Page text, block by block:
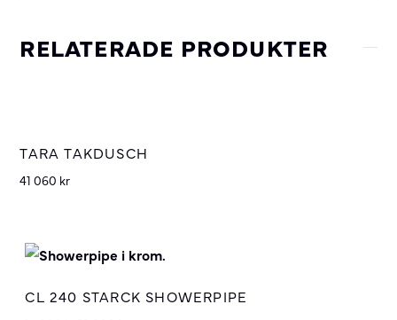
RELATERADE PRODUKTER
TARA TAKDUSCH
41 060 kr
CL 240 STARCK SHOWERPIPE